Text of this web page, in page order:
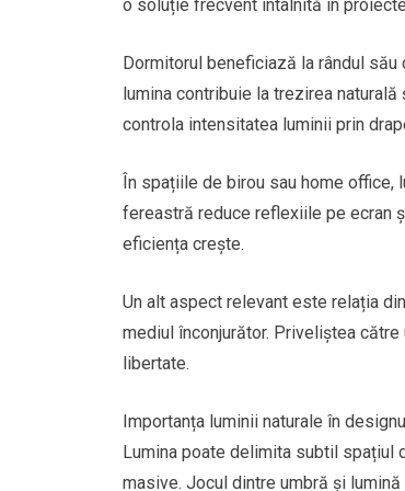
o soluție frecvent întâlnită în
Dormitorul beneficiază la rândul
lumina contribuie la trezirea
controla intensitatea luminii prin
În spațiile de birou sau home office,
fereastră reduce reflexiile pe ecran
eficiența crește.
Un alt aspect relevant este relația
mediul înconjurător. Priveliștea
libertate.
Importanța luminii naturale în
Lumina poate delimita subtil spațiul
masive. Jocul dintre umbră și